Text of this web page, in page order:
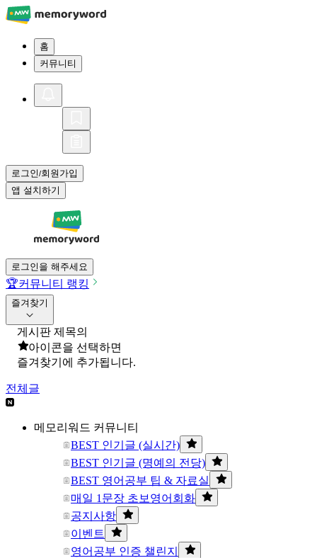
홈
커뮤니티
로그인/회원가입
앱 설치하기
로그인을 해주세요
🏆커뮤니티 랭킹
즐겨찾기
게시판 제목의
아이콘을 선택하면
즐겨찾기에 추가됩니다.
전체글
메모리워드 커뮤니티
BEST 인기글 (실시간)
BEST 인기글 (명예의 전당)
BEST 영어공부 팁 & 자료실
매일 1문장 초보영어회화
공지사항
이벤트
영어공부 인증 챌린지